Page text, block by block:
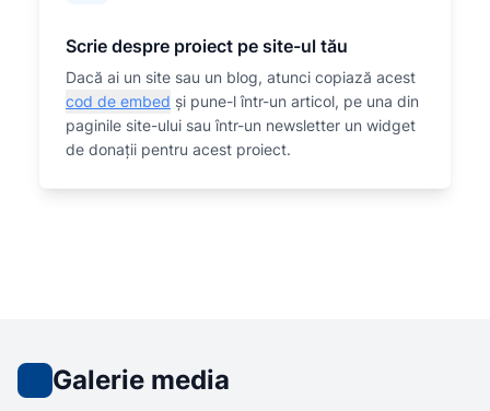
Scrie despre proiect pe site-ul tău
Dacă ai un site sau un blog, atunci copiază acest
cod de embed și pune-l într-un articol, pe una din
paginile site-ului sau într-un newsletter un widget
de donații pentru acest proiect.
Galerie media